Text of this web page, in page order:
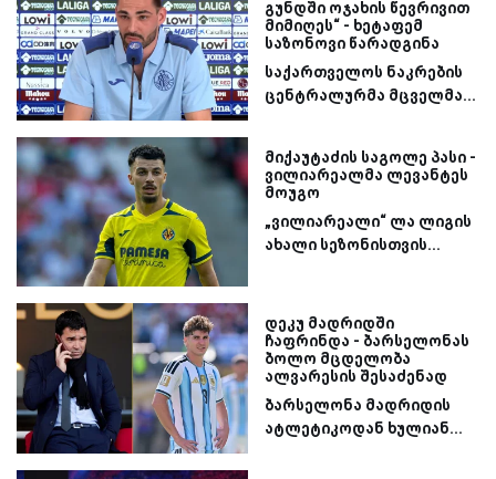
გუნდში ოჯახის წევრივით
მიმიღეს“ - ხეტაფემ
საზონოვი წარადგინა
საქართველოს ნაკრების
ცენტრალურმა მცველმა...
მიქაუტაძის საგოლე პასი -
ვილიარეალმა ლევანტეს
მოუგო
„ვილიარეალი“ ლა ლიგის
ახალი სეზონისთვის...
დეკუ მადრიდში
ჩაფრინდა - ბარსელონას
ბოლო მცდელობა
ალვარესის შესაძენად
ბარსელონა მადრიდის
ატლეტიკოდან ხულიან...